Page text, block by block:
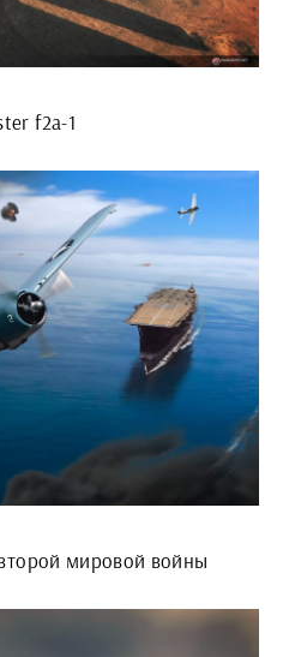
f2a-1
мировой войны